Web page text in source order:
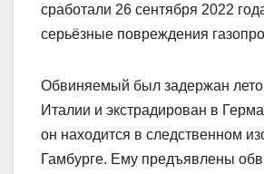
сработали 26 сентября 2022
серьёзные повреждения
Обвиняемый был задержан
Италии и экстрадирован в
он находится в следственном
Гамбурге. Ему предъявлены